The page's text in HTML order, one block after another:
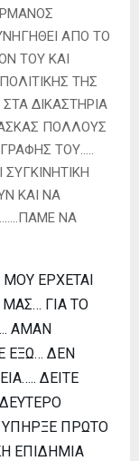
ΑΠΟ ΤΟ
ΤΟΥ ΚΑΙ
ΤΗΣ
ΔΙΚΑΣΤΗΡΙΑ
ΠΟΛΛΟΥΣ
ΤΟΥ…..
ΚΑΙ ΝΑ
ΝΑ
ΕΡΧΕΤΑΙ
ΜΑΣ… ΓΙΑ ΤΟ
ΑΜΑΝ
ΕΞΩ… ΔΕΝ
ΔΕΙΤΕ
ΥΠΗΡΞΕ ΠΡΩΤΟ
ΕΠΙΔΗΜΙΑ